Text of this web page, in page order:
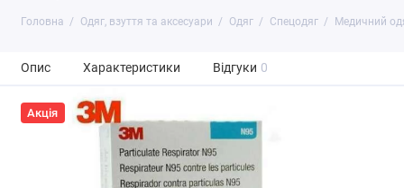
Головна Одяг, взуття та аксесуари Одяг Спецодяг Медичний
Опис Характеристики Відгуки 0
Акція